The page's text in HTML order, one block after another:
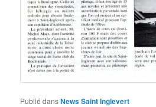
Publié dansNews Saint Inglevert